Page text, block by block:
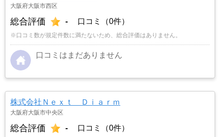
大阪府大阪市西区
総合評価 - 口コミ（0件）
※口コミ数が規定件数に満たないため、総合評価はありません。
口コミはまだありません
株式会社Ｎｅｘｔ Ｄｉａｒｍ
大阪府大阪市中央区
総合評価 - 口コミ（0件）